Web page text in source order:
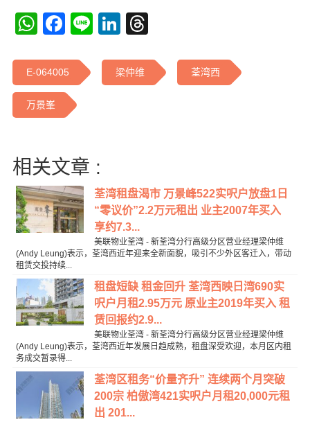
WhatsApp
Facebook
LineLinkedIn
E-064005 梁仲维 荃湾西
万景峯
相关文章 :
荃湾租盘渴市 万景峰522实呎户放盘1日
“零议价”2.2万元租出 业主2007年买入
享约7.3...
美联物业荃湾 - 新荃湾分行高级分区营业经理梁仲维
(Andy Leung)表示，荃湾西近年迎来全新面貌，吸引不少外区客迁入，带动
租赁交投持续...
租盘短缺 租金回升 荃湾西映日湾690实
呎户月租2.95万元 原业主2019年买入 租
赁回报约2.9...
美联物业荃湾 - 新荃湾分行高级分区营业经理梁仲维
(Andy Leung)表示，荃湾西近年发展日趋成熟，租盘深受欢迎，本月区内租
务成交暂录得...
荃湾区租务“价量齐升” 连续两个月突破
200宗 柏傲湾421实呎户月租20,000元租
出 201...